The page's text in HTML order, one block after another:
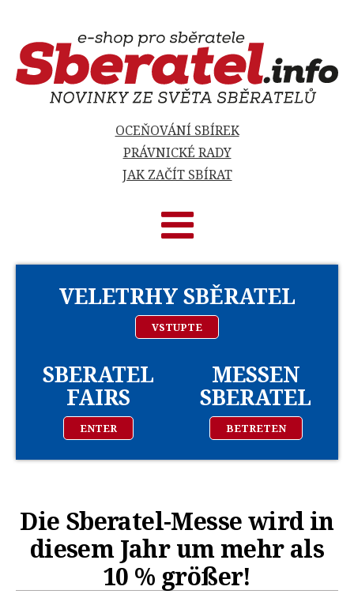
OCEŇOVÁNÍ SBÍREK
PRÁVNICKÉ RADY
JAK ZAČÍT SBÍRAT
VELETRHY SBĚRATEL
VSTUPTE
SBERATEL
FAIRS
ENTER
MESSEN
SBERATEL
BETRETEN
Die Sberatel-Messe wird in
diesem Jahr um mehr als
10 % größer!